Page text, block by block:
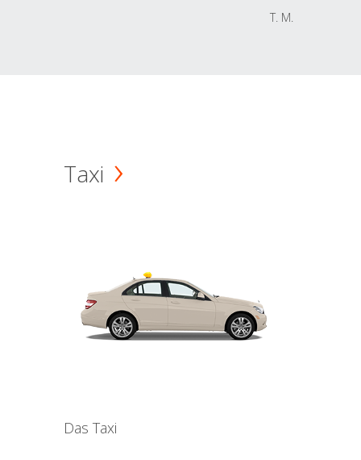
T. M.
Taxi
Das Taxi